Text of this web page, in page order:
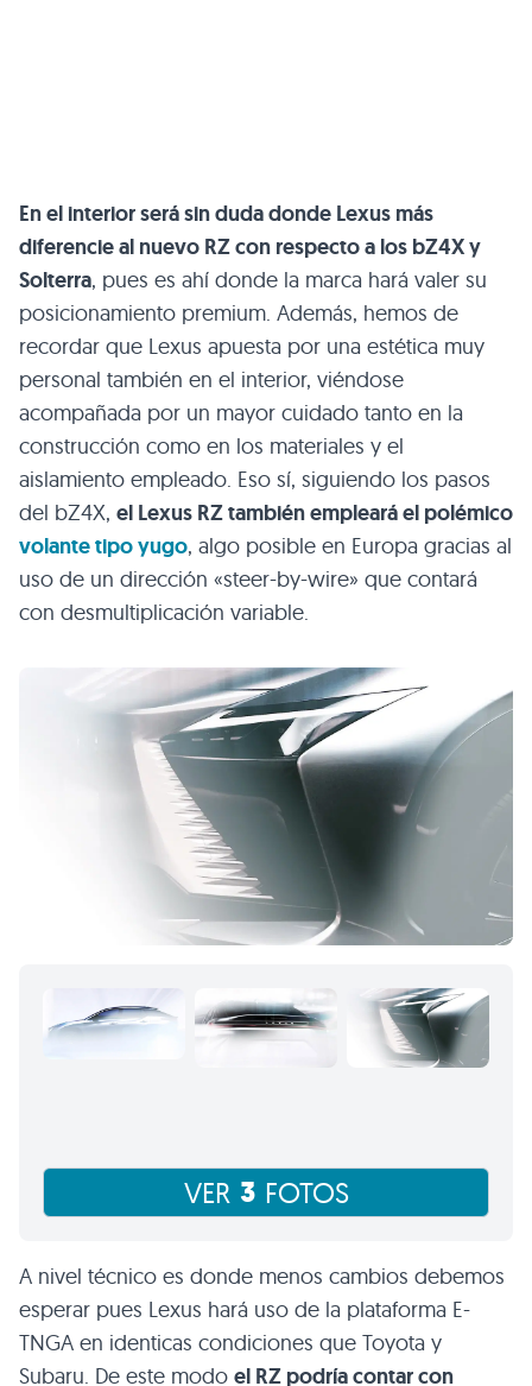
En el interior será sin duda donde Lexus más
diferencie al nuevo RZ con respecto a los bZ4X y
Solterra, pues es ahí donde la marca hará valer su
posicionamiento premium. Además, hemos de
recordar que Lexus apuesta por una estética muy
personal también en el interior, viéndose
acompañada por un mayor cuidado tanto en la
construcción como en los materiales y el
aislamiento empleado. Eso sí, siguiendo los pasos
del bZ4X, el Lexus RZ también empleará el polémico
volante tipo yugo, algo posible en Europa gracias al
uso de un dirección «steer-by-wire» que contará
con desmultiplicación variable.
VER 3 FOTOS
A nivel técnico es donde menos cambios debemos
esperar pues Lexus hará uso de la plataforma E-
TNGA en identicas condiciones que Toyota y
Subaru. De este modo el RZ podría contar con